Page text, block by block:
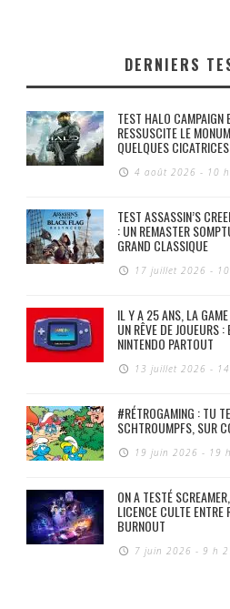
DERNIERS
TEST HALO CAMPAIGN
RESSUSCITE LE
QUELQUES CICATRICES
4 août 2026 - 10
TEST ASSASSIN’S
: UN REMASTER
GRAND CLASSIQUE
17 juillet 2026 -
IL Y A 25 ANS, LA
UN RÊVE DE JOUEURS
NINTENDO PARTOUT
13 juillet 2026 -
#RÉTROGAMING : TU
SCHTROUMPFS, SUR
19 juin 2026 - 19
ON A TESTÉ
LICENCE CULTE ENTRE
BURNOUT
7 juin 2026 - 9 h